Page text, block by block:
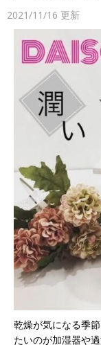
2021/11/16 更新
乾燥が気になる季
たいのが加湿器や